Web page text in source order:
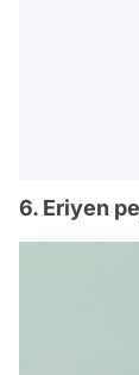
6. Eriyen